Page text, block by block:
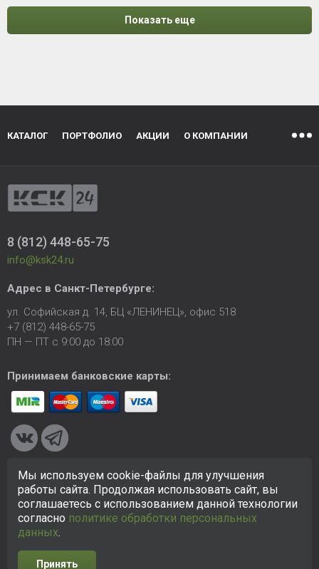
Показать еще
КАТАЛОГ ПОРТФОЛИО АКЦИИ О КОМПАНИИ
8 (812) 448-65-75
info@ksk24.ru
Адрес в Санкт-Петербурге:
ул. Софийская д. 14, БЦ «ЛЕНИНЕЦ», офис 518
+7 (812) 448-65-75
ПН — ПТ с 9:00 до 18:00
Принимаем банковские карты:
© 2005-2026 ООО «КСК». Сайтhttps://ksk24.ruсоздан
исключительно в информационных целях и любая информация
на сайте не является публичной офертой.Политика в
отношении персональных данных
Мы используем cookie-файлы для улучшения
работы сайта. Продолжая использовать сайт, вы
соглашаетесь с использованием данной технологии
согласно политике обработки персональных
данных.
Принять